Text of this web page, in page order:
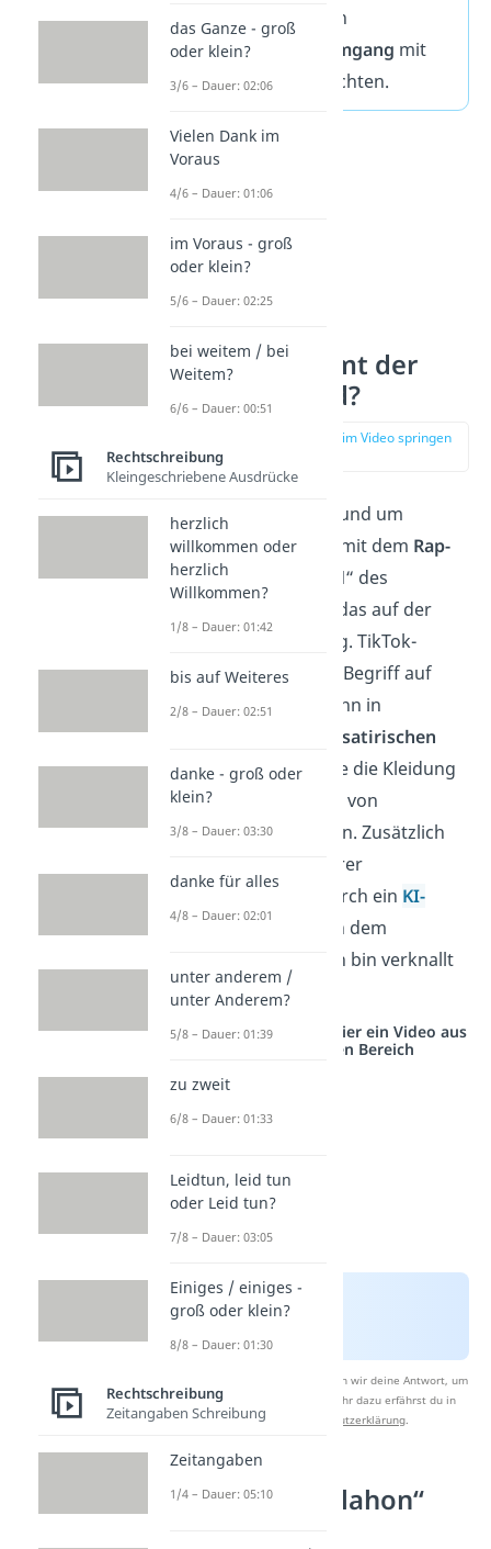
wichtig, auf einen
respektvollen Umgang mit
dem Begriff zu achten.
Woher kommt der
TikTok-Trend?
zur Stelle im Video springen
Der TikTok-Trend
rund um
„Talahon “ begann mit dem Rap-
Lied„TA3AL LAHON“ des
, das auf der
ging. TikTok-
Nutzer griffen den Begriff auf
und verwendeten ihn in
satirischen
Videos, in denen sie die Kleidung
oder das Verhalten von
„Talahons“ imitieren. Zusätzlich
entstand ein weiterer
durch ein KI-
generiertes
Lied, in dem
gesungen wird „Ich bin verknallt
in einen Talahon“.
Studyflix vernetzt: Hier ein Video aus
einem anderen Bereich
Nach Beantwortung speichern wir deine Antwort, um
Studyflix zu verbessern. Mehr dazu erfährst du in
unserer
Datenschutzerklärung.
Wie wird „Talahon“
das Ganze - groß
oder klein?
3/6 – Dauer: 02:06
Vielen Dank im
Voraus
4/6 – Dauer: 01:06
im Voraus - groß
oder klein?
5/6 – Dauer: 02:25
bei weitem / bei
Weitem?
6/6 – Dauer: 00:51
Rechtschreibung
Kleingeschriebene Ausdrücke
herzlich
willkommen oder
herzlich
Willkommen?
1/8 – Dauer: 01:42
bis auf Weiteres
2/8 – Dauer: 02:51
danke - groß oder
klein?
3/8 – Dauer: 03:30
danke für alles
4/8 – Dauer: 02:01
unter anderem /
unter Anderem?
5/8 – Dauer: 01:39
zu zweit
6/8 – Dauer: 01:33
Leidtun, leid tun
oder Leid tun?
7/8 – Dauer: 03:05
Einiges / einiges -
groß oder klein?
8/8 – Dauer: 01:30
Rechtschreibung
Zeitangaben Schreibung
Zeitangaben
1/4 – Dauer: 05:10